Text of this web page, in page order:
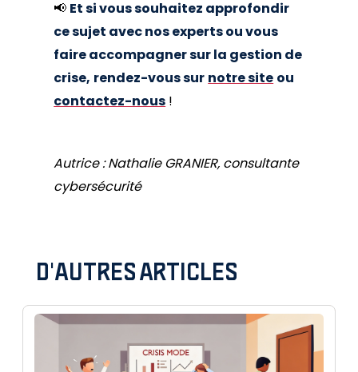
📢 Et si vous souhaitez approfondir
ce sujet avec nos experts ou vous
faire accompagner sur la gestion de
crise, rendez-vous sur notre site ou
contactez-nous !
Autrice : Nathalie GRANIER, consultante
cybersécurité
D'AUTRES ARTICLES